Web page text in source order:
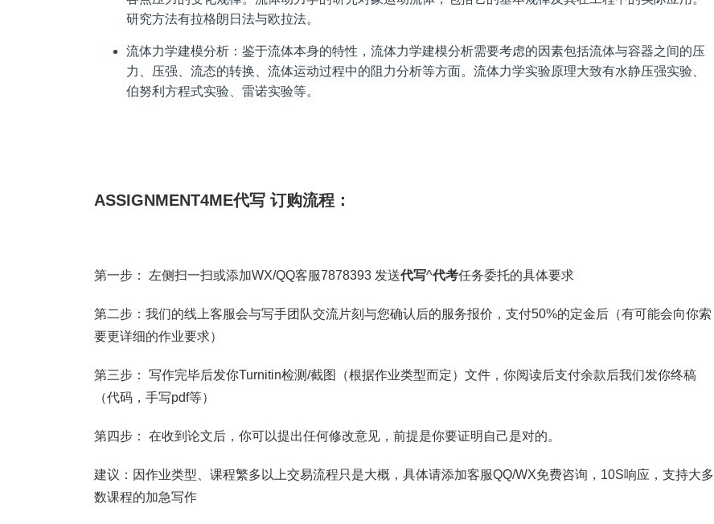
研究方法有拉格朗日法与欧拉法。
流体力学建模分析：鉴于流体本身的特性，流体力学建模分析需要考虑的因素包括流体与容器之间的压
力、压强、流态的转换、流体运动过程中的阻力分析等方面。流体力学实验原理大致有水静压强实验、
伯努利方程式实验、雷诺实验等。
ASSIGNMENT4ME代写 订购流程：
第一步： 左侧扫一扫或添加WX/QQ客服7878393 发送代写^代考任务委托的具体要求
第二步：我们的线上客服会与写手团队交流片刻与您确认后的服务报价，支付50%的定金后（有可能会向你索
要更详细的作业要求）
第三步： 写作完毕后发你Turnitin检测/截图（根据作业类型而定）文件，你阅读后支付余款后我们发你终稿
（代码，手写pdf等）
第四步： 在收到论文后，你可以提出任何修改意见，前提是你要证明自己是对的。
建议：因作业类型、课程繁多以上交易流程只是大概，具体请添加客服QQ/WX免费咨询，10S响应，支持大多
数课程的加急写作